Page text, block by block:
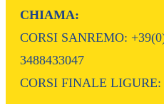
CHIAMA:
CORSI SANREMO:
3488433047
CORSI FINALE LIGURE: